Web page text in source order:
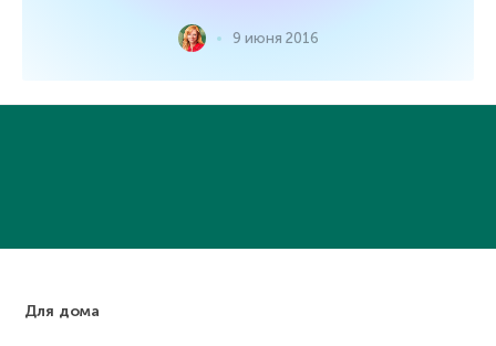
9 июня 2016
Для дома